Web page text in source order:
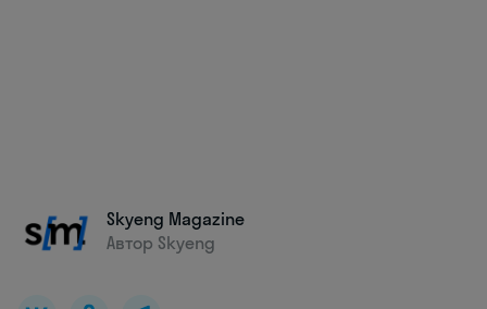
Skyeng Magazine
Автор Skyeng